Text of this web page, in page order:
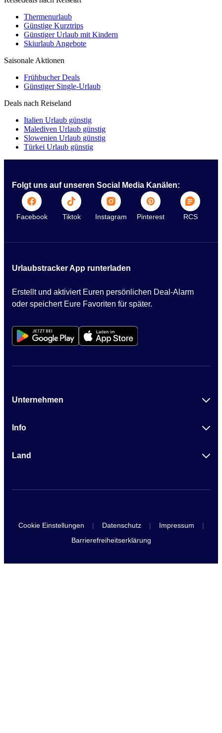
Thermenurlaub
Günstige Kurztrips
Günstiger Urlaub mit Kindern
Skiurlaub Angebote
Saisonale Aktionen
Frühbucher Deals
Günstiger Single-Urlaub
Deals nach Reiseland
Italien Urlaub günstig
Malediven Urlaub günstig
Slowenien Urlaub günstig
Türkei Urlaub günstig